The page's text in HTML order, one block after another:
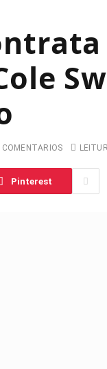
COMENTARIOS
Pinterest